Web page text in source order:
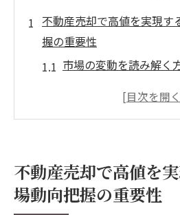
不動産売却で高値を実現す
握の重要性
市場の変動を読み解く
地域別の不動産トレン
市場動向を踏まえた戦
物件の魅力を引き出す清掃
不動産売却で高値を
場動向把握の重要性